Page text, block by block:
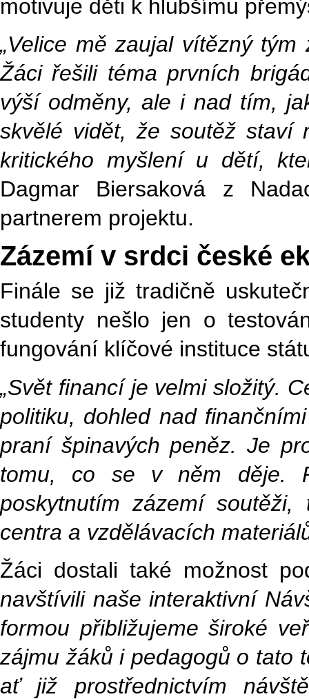
motivuje děti k hlubšímu
„Velice mě zaujal vítězný
Žáci řešili téma prvních
výší odměny, ale i nad tím,
skvělé vidět, že soutěž staví
kritického myšlení u dětí,
Dagmar Biersaková z
partnerem projektu.
Zázemí v srdci české
Finále se již tradičně
studenty nešlo jen o
fungování klíčové instituce
„Svět financí je velmi složitý.
politiku, dohled nad
praní špinavých peněz. Je
tomu, co se v něm děje.
poskytnutím zázemí soutěži,
centra a vzdělávacích
Žáci dostali také možnost
navštívili naše interaktivní
formou přibližujeme široké
zájmu žáků i pedagogů o tato
ať již prostřednictvím